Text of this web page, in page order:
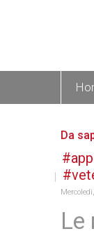
Da
app
Le